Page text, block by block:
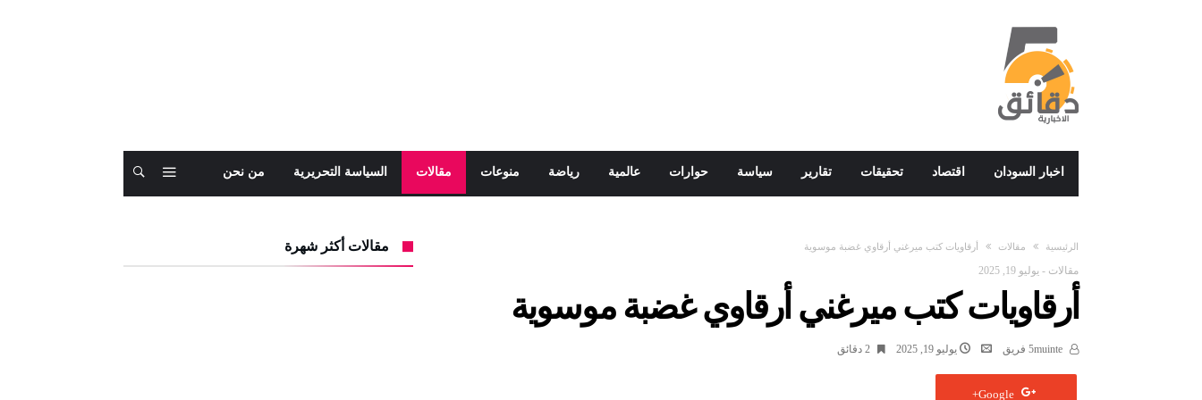
اخبار السودان اقتصاد تحقيقات تقارير سياسة حوارات عالمية رياضة منوعات مقالات السياسة التحريرية من نحن
‫الرئيسية‬ مقالات أرقاويات كتب ميرغني أرقاوي غضبة موسوية
مقالات - يوليو 19, 2025
أرقاويات كتب ميرغني أرقاوي غضبة موسوية
يوليو 19, 2025 2 ‫دقائق‬
Google+
مقالات أكثر شهرة